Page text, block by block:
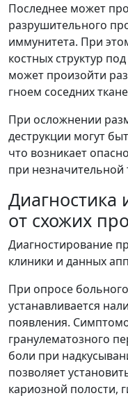
Последнее может
разрушительного
иммунитета. При
костных структур
может произойти
гноем соседних
При осложнении
деструкции могут
что возникает
при незначительной
от схожих
Диагностирование
клиники и данных
При опросе
устанавливается
появления.
гранулематозного
боли при
позволяет
кариозной полости,